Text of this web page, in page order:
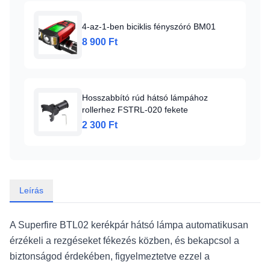
4-az-1-ben biciklis fényszóró BM01
8 900 Ft
Hosszabbító rúd hátsó lámpához
rollerhez FSTRL-020 fekete
2 300 Ft
Leírás
A Superfire BTL02 kerékpár hátsó lámpa automatikusan
érzékeli a rezgéseket fékezés közben, és bekapcsol a
biztonságod érdekében, figyelmeztetve ezzel a